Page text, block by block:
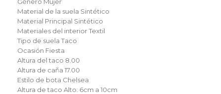
Material de la suela Sintético
Material Principal Sintético
Materiales del interiorTextil
Tipo de suela Taco
Ocasión Fiesta
Altura del taco 8.00
Altura de caña 17.00
Estilo de bota Chelsea
Altura de taco Alto: 6cm a 10cm